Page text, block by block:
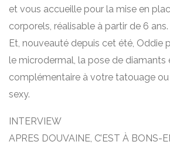
et vous accueille pour la mise en
corporels, réalisable à partir de 6 ans.
Et, nouveauté depuis cet été, Oddie
le microdermal, la pose de diamants
complémentaire à votre tatouage
sexy.
INTERVIEW
APRES DOUVAINE, C’EST À BONS-